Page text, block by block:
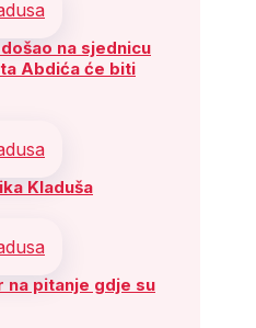
na sjednicu
Abdića će biti
Kladuša
pitanje gdje su